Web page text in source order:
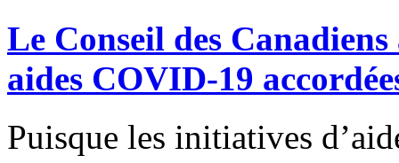
Le Conseil des
aides COVID-19
Puisque les initiatives